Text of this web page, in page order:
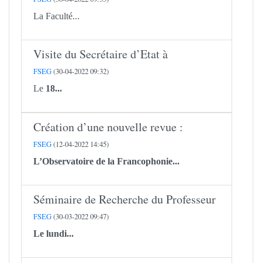
La Faculté...
Visite du Secrétaire d’Etat à
FSEG(30-04-2022 09:32)
Le 18...
Création d’une nouvelle revue :
FSEG(12-04-2022 14:45)
L’Observatoire de la Francophonie...
Séminaire de Recherche du Professeur
FSEG(30-03-2022 09:47)
Le lundi...